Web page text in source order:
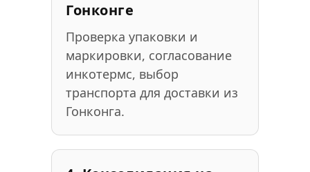
Гонконге
Проверка упаковки и
маркировки, согласование
инкотермс, выбор
транспорта для доставки из
Гонконга.